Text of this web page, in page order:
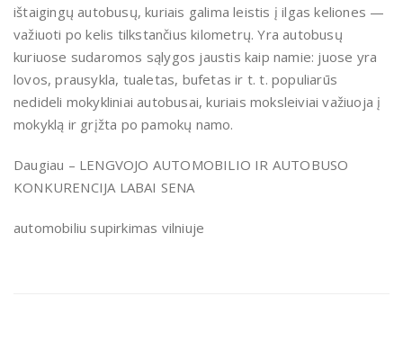
ištaigingų autobusų, kuriais galima leistis į ilgas keliones —
važiuoti po kelis tilkstančius kilometrų. Yra autobusų
kuriuose sudaromos sąlygos jaustis kaip namie: juose yra
lovos, prausykla, tualetas, bufetas ir t. t. populiarūs
nedideli mokykliniai autobusai, kuriais moksleiviai važiuoja į
mokyklą ir grįžta po pamokų namo.
Daugiau – LENGVOJO AUTOMOBILIO IR AUTOBUSO
KONKURENCIJA LABAI SENA
automobiliu supirkimas vilniuje